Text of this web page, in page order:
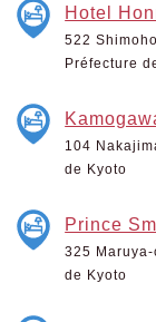
Hotel
522
Préfecture
104
de Kyoto
Prince
325
de Kyoto